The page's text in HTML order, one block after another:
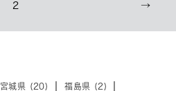
2 →
宮城県 (20)
福島県 (2)